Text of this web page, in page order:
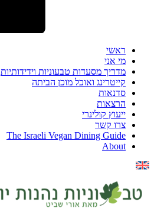
ראשי
מי אני
מדריך מסעדות טבעוניות וידידותיות
קייטרינג ואוכל מוכן הביתה
סדנאות
הרצאות
ייעוץ קולינרי
צרו קשר
The Israeli Vegan Dining Guide
About